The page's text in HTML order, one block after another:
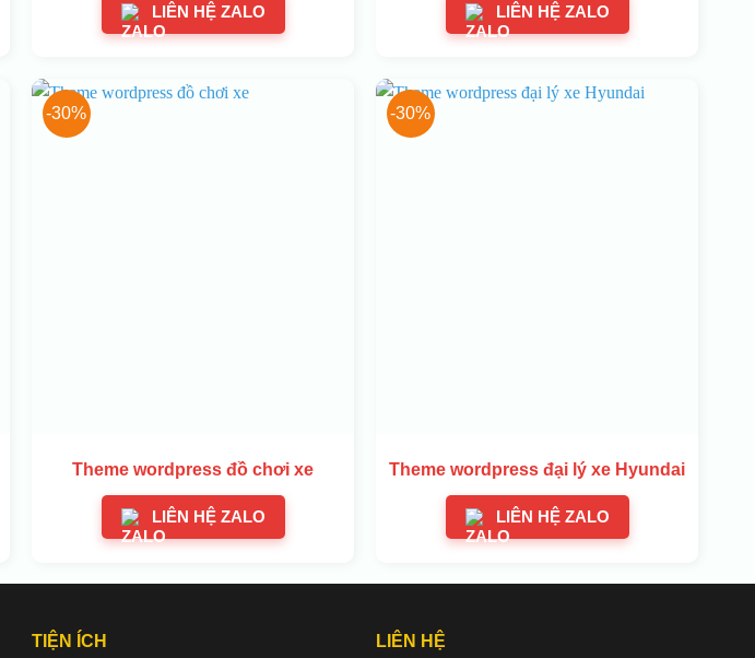
LIÊN HỆ ZALO LIÊN HỆ ZALO
-30%
Theme wordpress đồ chơi xe
LIÊN HỆ ZALO
-30%
Theme wordpress đại lý xe Hyundai
LIÊN HỆ ZALO
TIỆN ÍCH LIÊN HỆ